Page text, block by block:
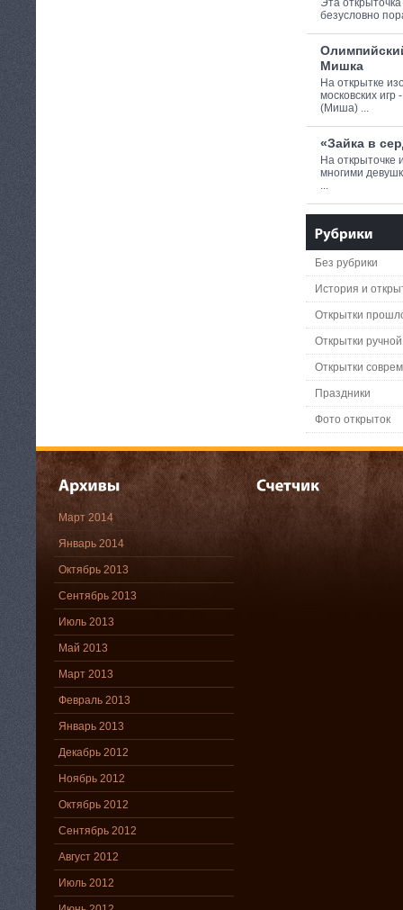
безусловно
Мишка
На открытке
московских
(Миша) ...
«Зайка в
На открыточке
многими
Без рубрики
История и
Открытки
Открытки
Открытки
Праздники
Фото открыток
Март 2014
Январь 2014
Октябрь 2013
Сентябрь 2013
Июль 2013
Май 2013
Март 2013
Февраль 2013
Январь 2013
Декабрь 2012
Ноябрь 2012
Октябрь 2012
Сентябрь 2012
Август 2012
Июль 2012